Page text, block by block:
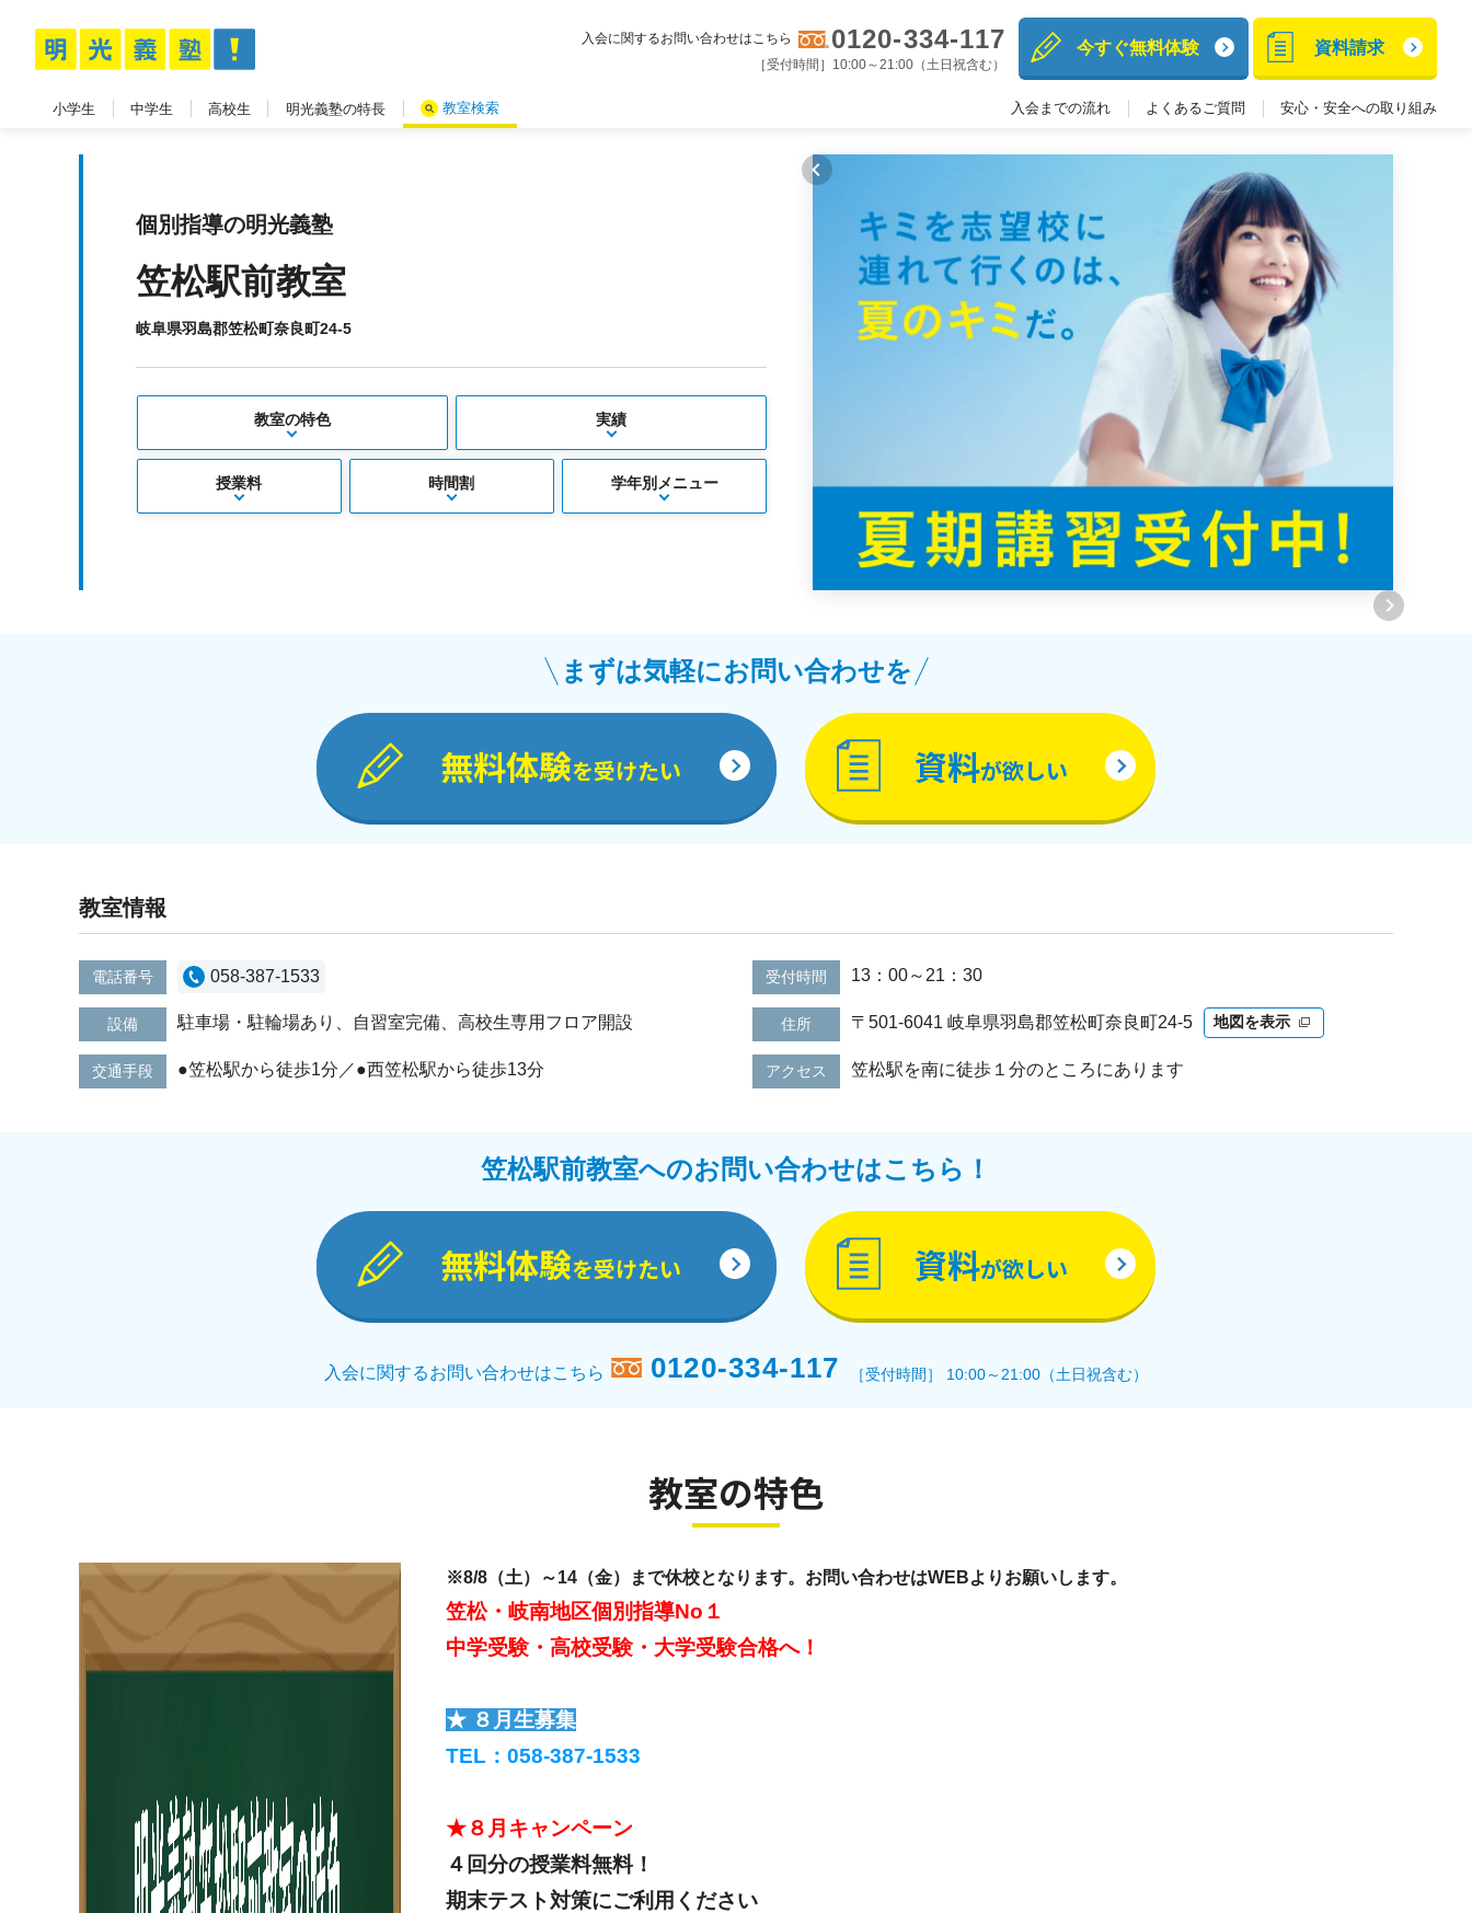
今すぐ無料体験 資料請求
入会に関するお問い合わせはこちら 0120-334-117
［受付時間］10:00～21:00（土日祝含む）
高校生
中学生
小学生 明光義塾の特長 教室検索 入会までの流れ よくあるご質問 安心・安全への取り組み
個別指導の明光義塾
笠松駅前教室
岐阜県羽島郡笠松町奈良町24-5
教室の特色 実績
授業料 時間割 学年別メニュー
まずは気軽にお問い合わせを
無料体験を受けたい 資料が欲しい
教室情報
電話番号 058-387-1533 受付時間 13：00～21：30
設備 駐車場・駐輪場あり、自習室完備、高校生専用フロア開設 住所 〒501-6041 岐阜県羽島郡笠松町奈良町24-5 地図を表示
交通手段 ●笠松駅から徒歩1分／●西笠松駅から徒歩13分 アクセス 笠松駅を南に徒歩１分のところにあります
笠松駅前教室へのお問い合わせはこちら！
無料体験を受けたい 資料が欲しい
入会に関するお問い合わせはこちら 0120-334-117 ［受付時間］ 10:00～21:00（土日祝含む）
教室の特色
※8/8（土）～14（金）まで休校となります。お問い合わせはWEBよりお願いします。
笠松・岐南地区個別指導No１
中学受験・高校受験・大学受験合格へ！
★ ８月生募集
TEL：058-387-1533
★８月キャンペーン
４回分の授業料無料！
期末テスト対策にご利用ください